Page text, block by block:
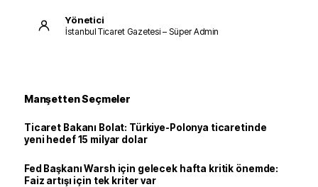
Yönetici
İstanbul Ticaret Gazetesi – Süper Admin
Manşetten Seçmeler
Ticaret Bakanı Bolat: Türkiye-Polonya ticaretinde
yeni hedef 15 milyar dolar
Fed Başkanı Warsh için gelecek hafta kritik önemde:
Faiz artışı için tek kriter var